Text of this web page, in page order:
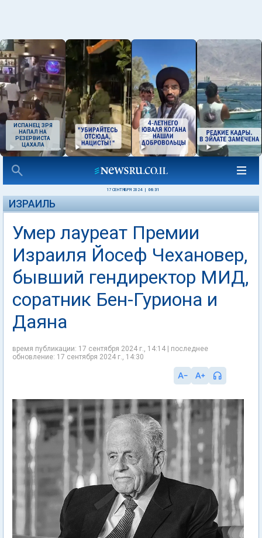
ИСПАНЕЦ ЗРЯ
НАПАЛ НА
РЕЗЕРВИСТА
ЦАХАЛА
17 СЕНТЯБРЯ 2024 06:31
ИЗРАИЛЬ
Умер лауреат Премии
Израиля Йосеф Чехановер,
бывший гендиректор МИД,
соратник Бен-Гуриона и
Даяна
время публикации: 17 сентября 2024 г., 14:14 | последнее
обновление: 17 сентября 2024 г., 14:30